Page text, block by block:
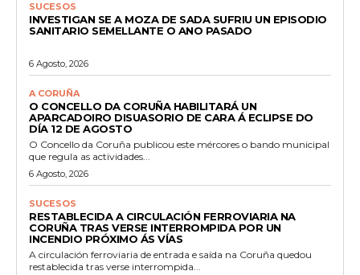
SUCESOS
INVESTIGAN SE A MOZA DE SADA SUFRIU UN EPISODIO
SANITARIO SEMELLANTE O ANO PASADO
6 Agosto, 2026
A CORUÑA
O CONCELLO DA CORUÑA HABILITARÁ UN
APARCADOIRO DISUASORIO DE CARA Á ECLIPSE DO
DÍA 12 DE AGOSTO
O Concello da Coruña publicou este mércores o bando municipal
que regula as actividades...
6 Agosto, 2026
SUCESOS
RESTABLECIDA A CIRCULACIÓN FERROVIARIA NA
CORUÑA TRAS VERSE INTERROMPIDA POR UN
INCENDIO PRÓXIMO ÁS VÍAS
A circulación ferroviaria de entrada e saída na Coruña quedou
restablecida tras verse interrompida...